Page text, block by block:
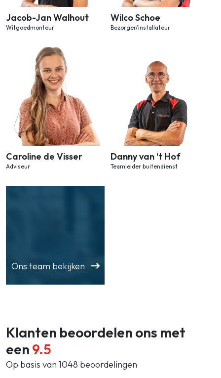
Jacob-Jan Walhout
Witgoedmonteur
Wilco Schoe
Bezorger/installateur
Caroline de Visser
Adviseur
Danny van ‘t Hof
Teamleider buitendienst
Ons team bekijken
Klanten beoordelen ons met
een 9.5
Op basis van 1048 beoordelingen